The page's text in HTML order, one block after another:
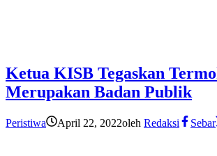
Ketua KISB Tegaskan
Merupakan Badan Publik
Peristiwa April 22, 2022oleh Redaksi Sebar